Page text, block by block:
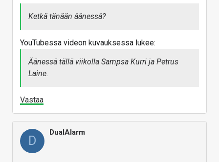
Ketkä tänään äänessä?
YouTubessa videon kuvauksessa lukee:
Äänessä tällä viikolla Sampsa Kurri ja Petrus
Laine.
Vastaa
D
DualAlarm